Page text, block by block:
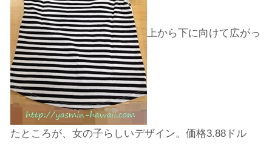
上から下に向けて広がっ
たところが、女の子らしいデザイン。価格3.88ドル